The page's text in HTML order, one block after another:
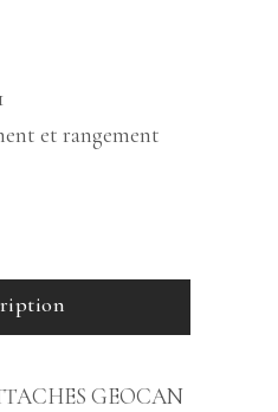
et rangement
GEOCAN